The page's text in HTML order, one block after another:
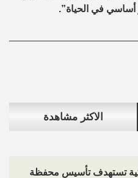
الاكثر مشاهدة
تستهدف تأسيس محفظة
أساسي في الحياة”.